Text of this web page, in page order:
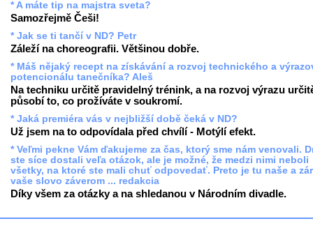
* A máte tip na majstra sveta?
Samozřejmě Češi!
* Jak se ti tančí v ND? Petr
Záleží na choreografii. Většinou dobře.
* Máš nějaký recept na získávání a rozvoj technického a
potencionálu tanečníka? Aleš
Na techniku určitě pravidelný trénink, a na rozvoj výrazu
působí to, co prožíváte v soukromí.
* Jaká premiéra vás v nejbližší době čeká v ND?
Už jsem na to odpovídala před chvílí - Motýlí efekt.
* Veľmi pekne Vám ďakujeme za čas, ktorý sme nám venovali.
ste síce dostali veľa otázok, ale je možné, že medzi nimi neboli
všetky, na ktoré ste mali chuť odpovedať. Preto je tu naše a
vaše slovo záverom ... redakcia
Díky všem za otázky a na shledanou v Národním divadle.